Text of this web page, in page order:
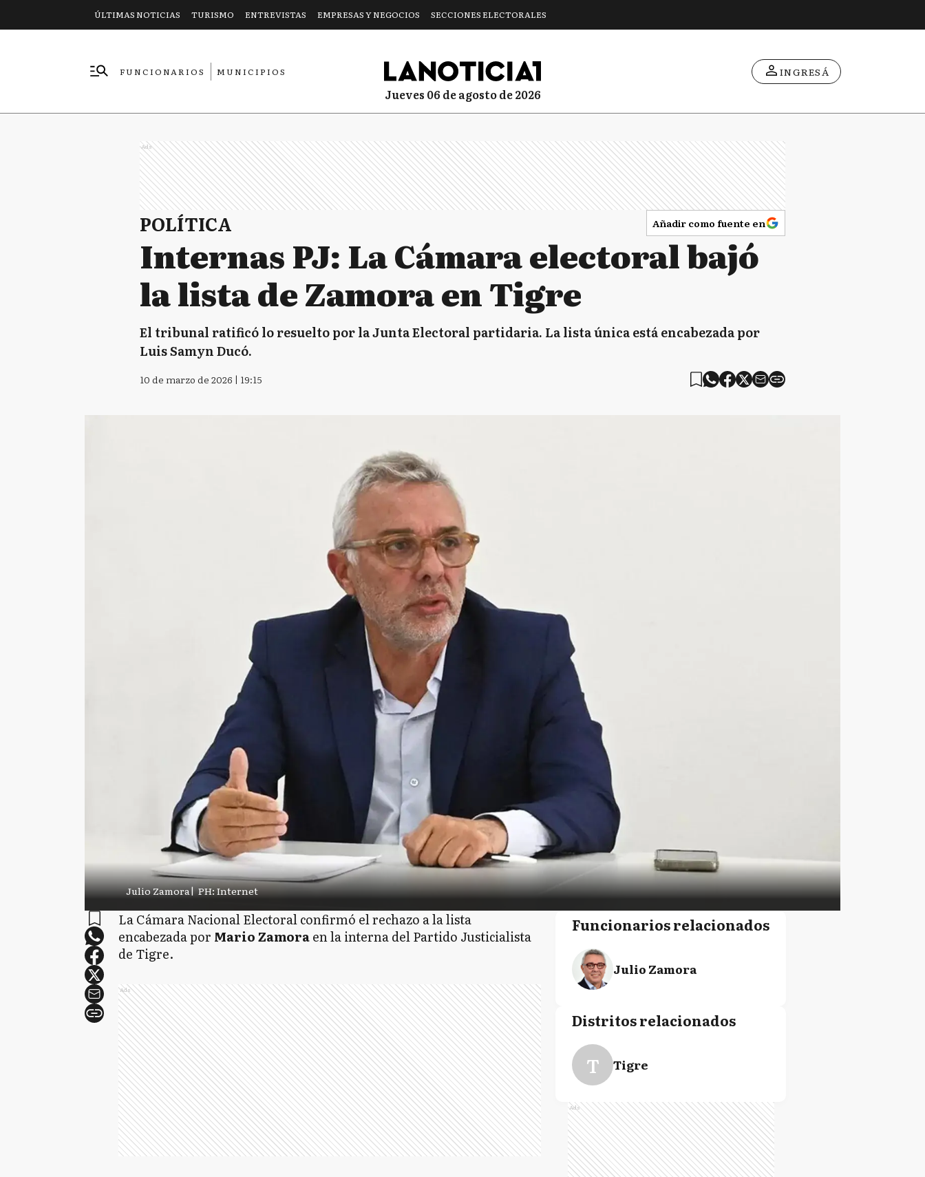
ÚLTIMAS NOTICIAS TURISMO ENTREVISTAS EMPRESAS Y NEGOCIOS SECCIONES ELECTORALES
FUNCIONARIOS
MUNICIPIOS
jueves 06 de agosto de 2026
INGRESÁ
Ads
POLÍTICA Añadir como fuente en
Internas PJ: La Cámara electoral bajó
la lista de Zamora en Tigre
El tribunal ratificó lo resuelto por la Junta Electoral partidaria. La lista única está encabezada por
Luis Samyn Ducó.
10 de marzo de 2026 | 19:15
Julio Zamora| PH: Internet
La Cámara Nacional Electoral confirmó el rechazo a la lista
encabezada por Mario Zamoraen la interna del Partido Justicialista
de Tigre.
Ads
Funcionarios relacionados
Julio Zamora
Distritos relacionados
T Tigre
Ads